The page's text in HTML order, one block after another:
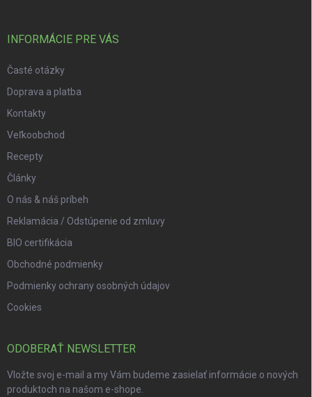
INFORMÁCIE PRE VÁS
Časté otázky
Doprava a platba
Kontakty
Veľkoobchod
Recepty
Články
O nás & náš príbeh
Reklamácia / Odstúpenie od zmluvy
BIO certifikácia
Obchodné podmienky
Podmienky ochrany osobných údajov
Cookies
ODOBERAŤ NEWSLETTER
Vložte svoj e-mail a my Vám budeme zasielať informácie o nových
produktoch na našom e-shope.